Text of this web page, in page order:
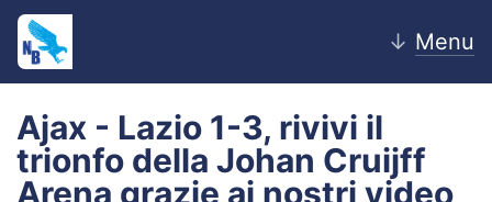
↓ Menu
Home
Ajax - Lazio 1-3, rivivi il
trionfo della Johan Cruijff
Arena grazie ai nostri video